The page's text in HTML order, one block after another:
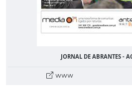
JORNAL DE ABRANTES -
www